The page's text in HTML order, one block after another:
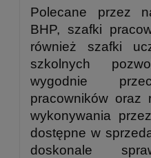
Polecane przez
BHP, szafki
również szafki
szkolnych
wygodnie
pracowników oraz
wykonywania
dostępne w
doskonale